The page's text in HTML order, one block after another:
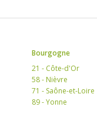
Bourgogne
21 - Côte-d'Or
58 - Nièvre
71 - Saône-et-Loire
89 - Yonne